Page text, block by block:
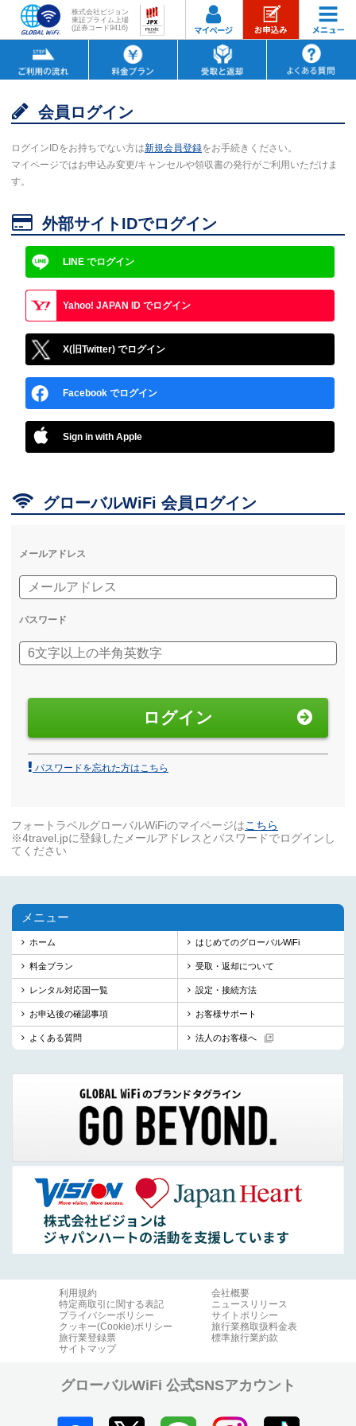
株式会社ビジョン
東証プライム上場
(証券コード9416)
 会員ログイン
ログインIDをお持ちでない方は新規会員登録をお手続きください。
マイページではお申込み変更/キャンセルや領収書の発行がご利用いただけま
す。
 外部サイトIDでログイン
LINE でログイン
Yahoo! JAPAN ID でログイン
X(旧Twitter) でログイン
Facebook でログイン
Sign in with Apple
 グローバルWiFi 会員ログイン
メールアドレス
パスワード
ログイン
パスワードを忘れた方はこちら
フォートラベルグローバルWiFiのマイページはこちら
※4travel.jpに登録したメールアドレスとパスワードでログインし
てください
メニュー
ホーム はじめてのグローバルWiFi
料金プラン 受取・返却について
レンタル対応国一覧 設定・接続方法
お申込後の確認事項 お客様サポート
よくある質問 法人のお客様へ
利用規約
特定商取引に関する表記
プライバシーポリシー
クッキー(Cookie)ポリシー
旅行業登録票
サイトマップ
会社概要
ニュースリリース
サイトポリシー
旅行業務取扱料金表
標準旅行業約款
グローバルWiFi 公式SNSアカウント